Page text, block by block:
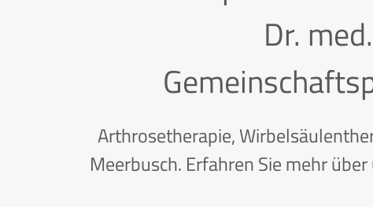
Dr.
Arthrosetherapie,
Meerbusch. Erfahren Sie mehr